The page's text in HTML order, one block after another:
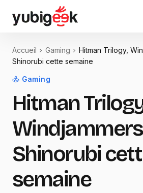
Accueil Gaming
Hitman Trilogy,
Shinorubi cette semaine
Gaming
Hitman
Shinorubi
semaine